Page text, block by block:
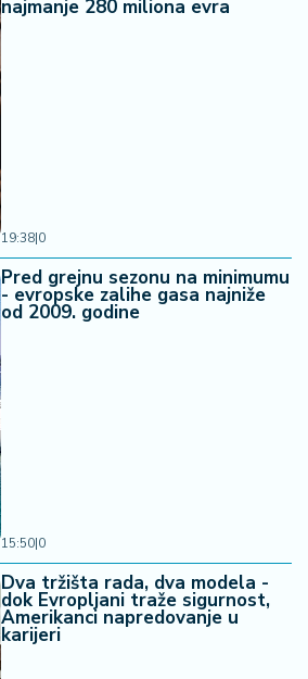
najmanje 280 miliona evra
19:38|0
Pred grejnu sezonu na minimumu
- evropske zalihe gasa najniže
od 2009. godine
15:50|0
Dva tržišta rada, dva modela -
dok Evropljani traže sigurnost,
Amerikanci napredovanje u
karijeri